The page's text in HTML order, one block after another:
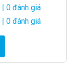
| 0 đánh giá
| 0 đánh giá